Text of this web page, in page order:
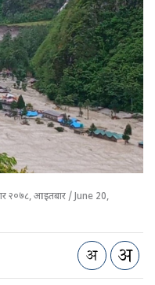
२०७८, आइतबार / June 20,